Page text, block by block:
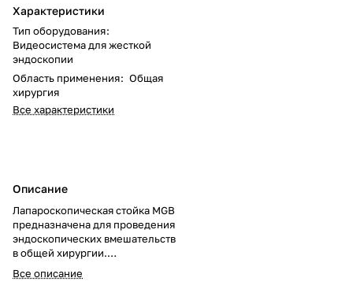
Характеристики
Тип оборудования:
Видеосистема для жесткой
эндоскопии
Область применения: Общая
хирургия
Все характеристики
Описание
Лапароскопическая стойка MGB
предназначена для проведения
эндоскопических вмешательств
в общей хирургии.
Обеспечивает удобное
размещение оборудования и
Все описание